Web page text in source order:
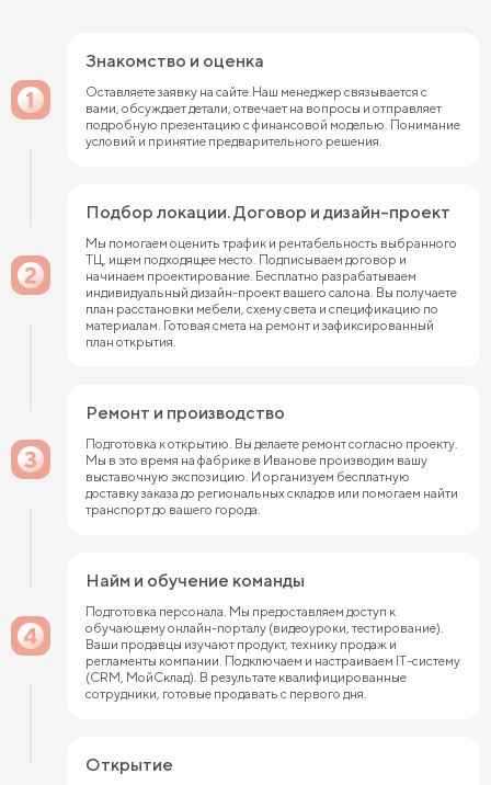
Знакомство и оценка
Оставляете заявку на сайте.Наш менеджер связывается с
вами, обсуждает детали, отвечает на вопросы и отправляет
подробную презентацию с финансовой моделью. Понимание
условий и принятие предварительного решения.
Подбор локации. Договор и дизайн-проект
Мы помогаем оценить трафик и рентабельность выбранного
ТЦ, ищем подходящее место. Подписываем договор и
начинаем проектирование. Бесплатно разрабатываем
индивидуальный дизайн-проект вашего салона. Вы получаете
план расстановки мебели, схему света и спецификацию по
материалам. Готовая смета на ремонт и зафиксированный
план открытия.
Ремонт и производство
Подготовка к открытию. Вы делаете ремонт согласно проекту.
Мы в это время на фабрике в Иванове производим вашу
выставочную экспозицию. И организуем бесплатную
доставку заказа до региональных складов или помогаем найти
транспорт до вашего города.
Найм и обучение команды
Подготовка персонала. Мы предоставляем доступ к
обучающему онлайн-порталу (видеоуроки, тестирование).
Ваши продавцы изучают продукт, технику продаж и
регламенты компании. Подключаем и настраиваем IT-систему
(CRM, МойСклад). В результате квалифицированные
сотрудники, готовые продавать с первого дня.
Открытие